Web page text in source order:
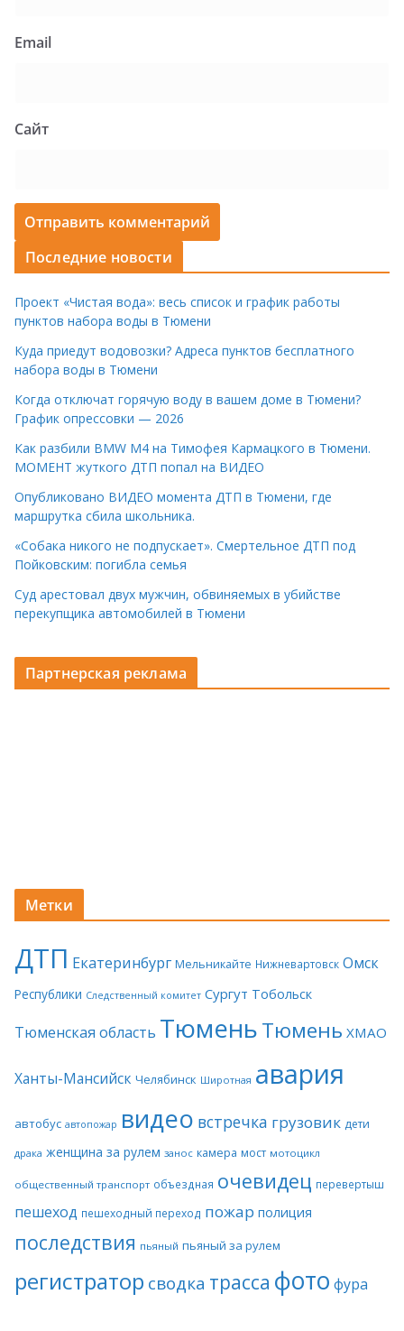
Email
Сайт
Последние новости
Проект «Чистая вода»: весь список и график работы
пунктов набора воды в Тюмени
Куда приедут водовозки? Адреса пунктов бесплатного
набора воды в Тюмени
Когда отключат горячую воду в вашем доме в Тюмени?
График опрессовки — 2026
Как разбили BMW M4 на Тимофея Кармацкого в Тюмени.
МОМЕНТ жуткого ДТП попал на ВИДЕО
Опубликовано ВИДЕО момента ДТП в Тюмени, где
маршрутка сбила школьника.
«Собака никого не подпускает». Смертельное ДТП под
Пойковским: погибла семья
Суд арестовал двух мужчин, обвиняемых в убийстве
перекупщика автомобилей в Тюмени
Партнерская реклама
Метки
ДТП Екатеринбург Мельникайте Нижневартовск Омск
Республики Следственный комитет Сургут Тобольск
Тюменская область ТюменьТюмень ХМАО
Ханты-Мансийск Челябинск Широтная авария
автобус автопожар видео встречка грузовик дети
драка женщина за рулем занос камера мост мотоцикл
общественный транспорт объездная очевидец перевертыш
пешеход пешеходный переход пожар полиция
последствия пьяный пьяный за рулем
регистратор сводка трасса фото фура